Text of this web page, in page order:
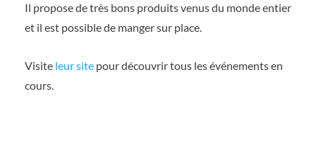
Il propose de très bons produits venus du monde entier
et il est possible de manger sur place.
Visite leur site pour découvrir tous les événements en
cours.